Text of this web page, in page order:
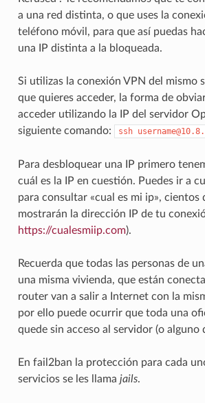
a una red distinta, o que uses la
teléfono móvil, para que así puedas
una IP distinta a la bloqueada.
Si utilizas la conexión VPN del mismo
que quieres acceder, la forma de
acceder utilizando la IP del servidor
siguiente comando:
ssh
Para desbloquear una IP primero
cuál es la IP en cuestión. Puedes ir a
para consultar «cual es mi ip», cientos
mostrarán la dirección IP de tu
https://cualesmiip.com).
Recuerda que todas las personas de
una misma vivienda, que están
router van a salir a Internet con la
por ello puede ocurrir que toda una
quede sin acceso al servidor (o alguno
En fail2ban la protección para cada
servicios se les llama jails.